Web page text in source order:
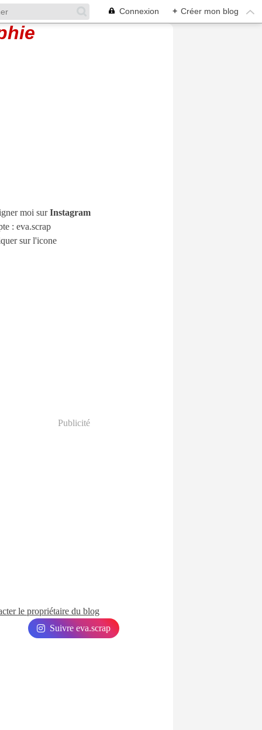
Connexion + Créer mon blog
moi surInstagram
: eva.scrap
sur l'icone
Publicité
le propriétaire du blog
Suivre eva.scrap